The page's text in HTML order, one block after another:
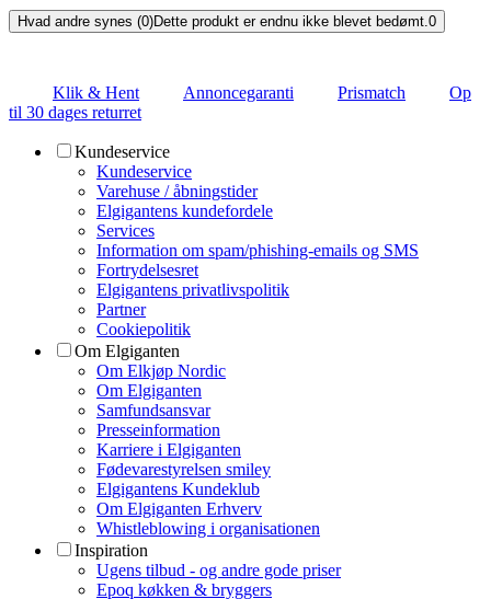
Hvad andre synes (0)Dette produkt er endnu ikke blevet bedømt.0
Klik & Hent Annoncegaranti Prismatch
Op
til 30 dages returret
Kundeservice
Kundeservice
Varehuse / åbningstider
Elgigantens kundefordele
Services
Information om spam/phishing-emails og SMS
Fortrydelsesret
Elgigantens privatlivspolitik
Partner
Cookiepolitik
Om Elgiganten
Om Elkjøp Nordic
Om Elgiganten
Samfundsansvar
Presseinformation
Karriere i Elgiganten
Fødevarestyrelsen smiley
Elgigantens Kundeklub
Om Elgiganten Erhverv
Whistleblowing i organisationen
Inspiration
Ugens tilbud - og andre gode priser
Epoq køkken & bryggers